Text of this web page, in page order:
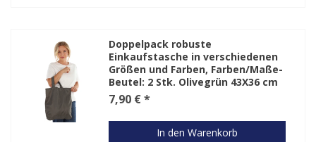
Doppelpack robuste
Einkaufstasche in verschiedenen
Größen und Farben, Farben/Maße-
Beutel: 2 Stk. Olivegrün 43X36 cm
7,90 € *
In den Warenkorb